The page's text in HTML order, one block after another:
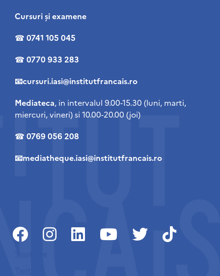
Cursuri şi examene
☎ 0741 105 045
☎ 0770 933 283
📧cursuri.iasi@institutfrancais.ro
Mediateca, in intervalul 9.00-15.30 (luni, marti,
miercuri, vineri) si 10.00-20.00 (joi)
☎ 0769 056 208
📧mediatheque.iasi@institutfrancais.ro